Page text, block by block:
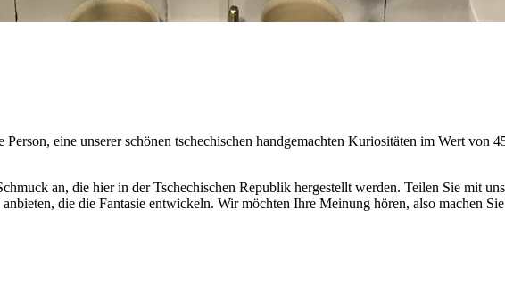
eine unserer schönen tschechischen handgemachten Kuriositäten im Wert von
an, die hier in der Tschechischen Republik hergestellt werden. Teilen Sie mit
die die Fantasie entwickeln. Wir möchten Ihre Meinung hören, also machen